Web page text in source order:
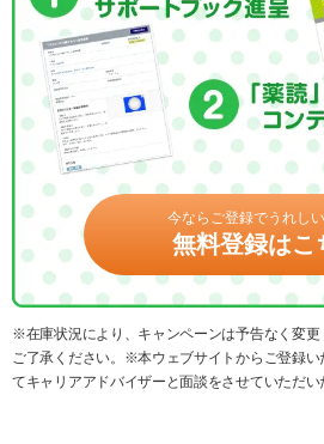
今ならご登録でうれしい
無料登録はこ
※在庫状況により、キャンペーンは予告なく変更
ご了承ください。※本ウェブサイトからご登録
てキャリアアドバイザーと面談をさせていただい